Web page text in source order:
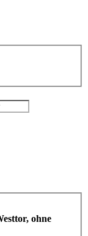
ohne